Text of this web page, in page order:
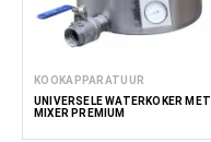
KOOKAPPARATUUR
UNIVERSELE WATERKOKER MET
MIXER PREMIUM